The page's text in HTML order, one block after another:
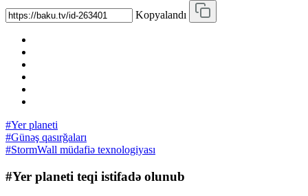
Kopyalandı
#Yer planeti
#Günəş qasırğaları
#StormWall müdafiə texnologiyası
#Yer planeti teqi istifadə olunub